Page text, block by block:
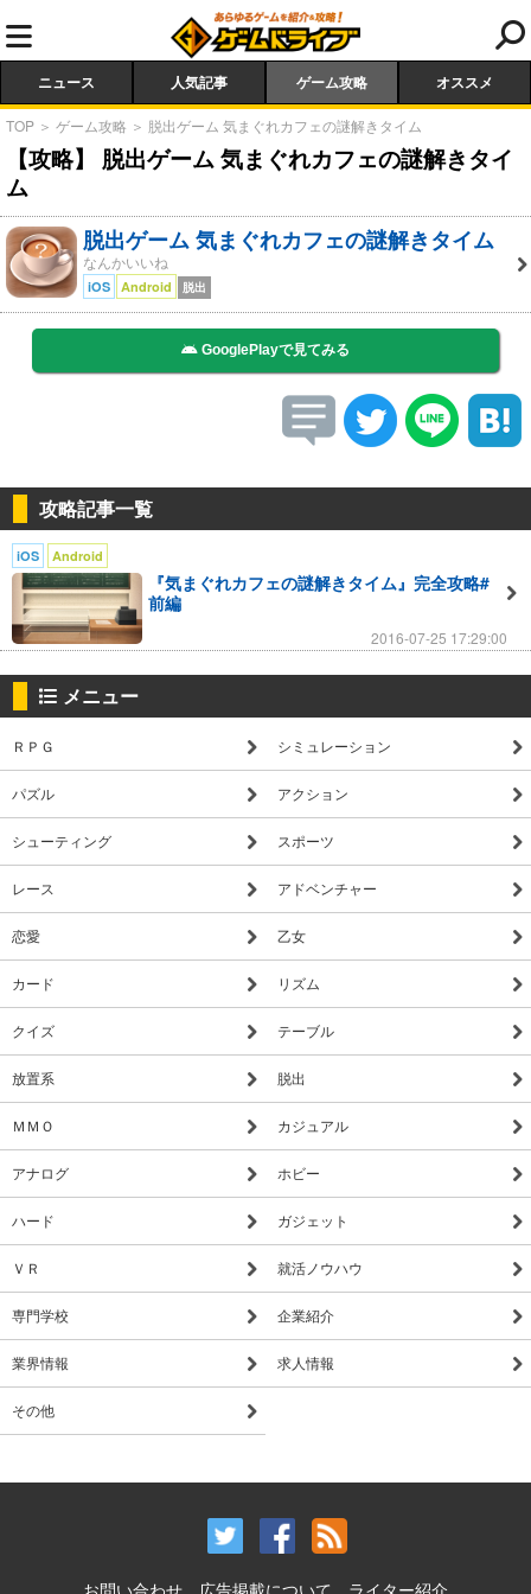
ニュース 人気記事 ゲーム攻略 オススメ
TOP ＞ ゲーム攻略 ＞ 脱出ゲーム 気まぐれカフェの謎解きタイム
【攻略】 脱出ゲーム 気まぐれカフェの謎解きタイ
ム
脱出ゲーム 気まぐれカフェの謎解きタイム
なんかいいね
iOS Android 脱出
GooglePlayで見てみる
攻略記事一覧
iOS Android
『気まぐれカフェの謎解きタイム』完全攻略#
前編
2016-07-25 17:29:00
メニュー
ＲＰＧ シミュレーション
パズル アクション
シューティング スポーツ
レース アドベンチャー
恋愛 乙女
カード リズム
クイズ テーブル
放置系 脱出
ＭＭＯ カジュアル
アナログ ホビー
ハード ガジェット
ＶＲ 就活ノウハウ
専門学校 企業紹介
業界情報 求人情報
その他
お問い合わせ 広告掲載について ライター紹介